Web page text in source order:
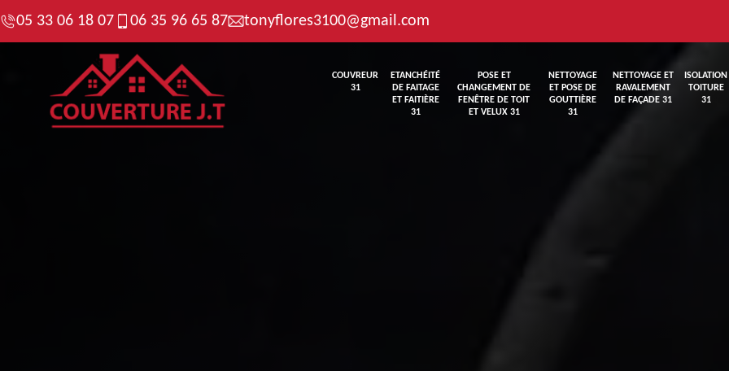
05 33 06 18 07 06 35 96 65 87 tonyflores3100@gmail.com
COUVREUR
31
ETANCHÉITÉ
DE FAITAGE
ET FAITIÈRE
31
POSE ET
CHANGEMENT DE
FENÊTRE DE TOIT
ET VELUX 31
NETTOYAGE
ET POSE DE
GOUTTIÈRE
31
NETTOYAGE ET
RAVALEMENT
DE FAÇADE 31
ISOLATION
TOITURE
31